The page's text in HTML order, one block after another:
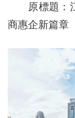
原標題：江
商惠企新篇章